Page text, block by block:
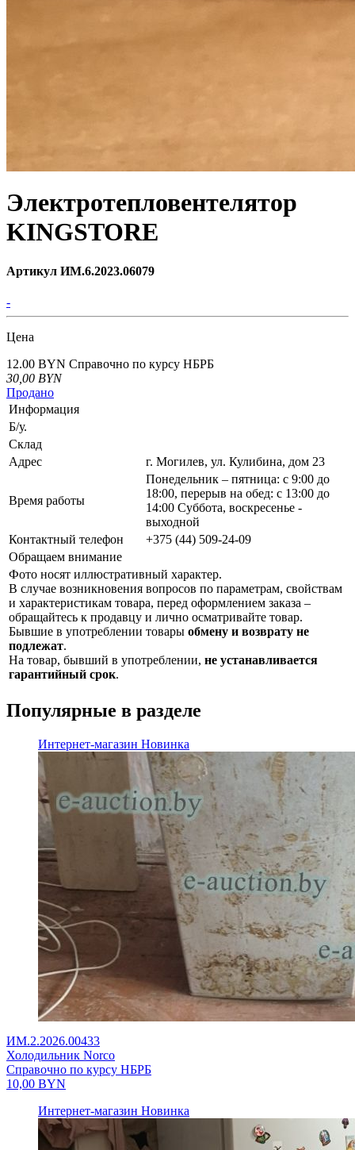
Электротепловентелятор
KINGSTORE
Артикул ИМ.6.2023.06079
-
Цена
12.00 BYN Справочно по курсу НБРБ
30,00 BYN
Продано
Информация
Б/у.
Склад
Адрес
г. Могилев, ул. Кулибина, дом 23
Время работы
Понедельник – пятница: с 9:00 до
18:00, перерыв на обед: с 13:00 до
14:00 Суббота, воскресенье -
выходной
Контактный телефон
+375 (44) 509-24-09
Обращаем внимание
Фото носят иллюстративный характер.
В случае возникновения вопросов по параметрам, свойствам
и характеристикам товара, перед оформлением заказа –
обращайтесь к продавцу и лично осматривайте товар.
Бывшие в употреблении товары обмену и возврату не
подлежат.
На товар, бывший в употреблении, не устанавливается
гарантийный срок.
Популярные в разделе
Интернет-магазин Новинка
ИМ.2.2026.00433
Холодильник Norco
Справочно по курсу НБРБ
10,00 BYN
Интернет-магазин Новинка